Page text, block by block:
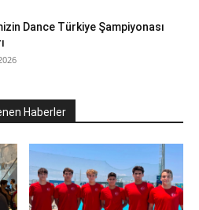
Dance Türkiye Şampiyonası
Haberler